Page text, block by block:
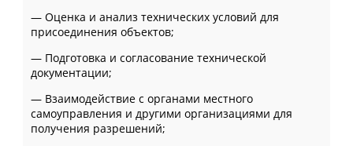
— Оценка и анализ технических условий для
присоединения объектов;
— Подготовка и согласование технической
документации;
— Взаимодействие с органами местного
самоуправления и другими организациями для
получения разрешений;